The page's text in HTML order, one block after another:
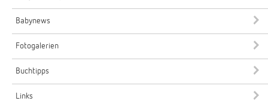
Babynews
Fotogalerien
Buchtipps
Links